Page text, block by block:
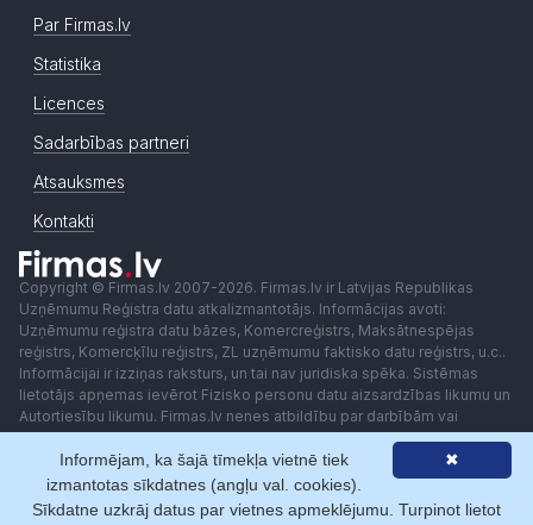
Par Firmas.lv
Statistika
Licences
Sadarbības partneri
Atsauksmes
Kontakti
Copyright © Firmas.lv 2007-2026. Firmas.lv ir Latvijas Republikas
Uzņēmumu Reģistra datu atkalizmantotājs. Informācijas avoti:
Uzņēmumu reģistra datu bāzes, Komercreģistrs, Maksātnespējas
reģistrs, Komercķīlu reģistrs, ZL uzņēmumu faktisko datu reģistrs, u.c..
Informācijai ir izziņas raksturs, un tai nav juridiska spēka. Sistēmas
lietotājs apņemas ievērot Fizisko personu datu aizsardzības likumu un
Autortiesību likumu. Firmas.lv nenes atbildību par darbībām vai
lēmumiem, kas balstīti uz saņemto pakalpojumu. Lietotājam aizliegts
izmantot jebkādas automatizētas sistēmas vai iekārtas (robotus)
piekļuvei sistēmai bez rakstiskas saskaņošanas ar Firmas.lv. Galvenā
redaktore: Ingūna Pempere.
✖
Informējam, ka šajā tīmekļa vietnē tiek
izmantotas sīkdatnes (angļu val. cookies).
Sīkdatne uzkrāj datus par vietnes apmeklējumu. Turpinot lietot